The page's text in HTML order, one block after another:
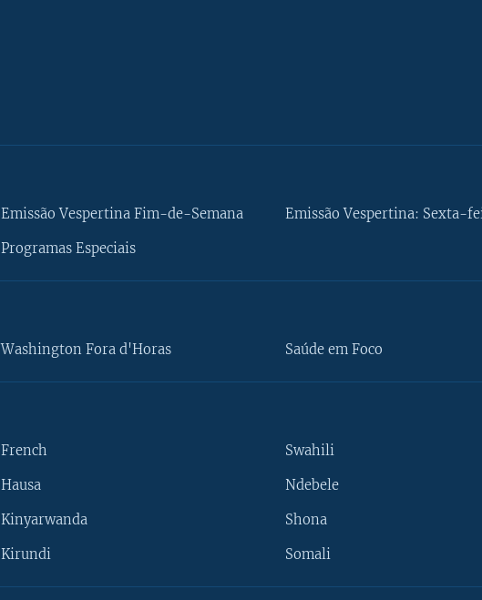
Emissão Vespertina Fim-de-Semana
Programas Especiais
Emissão Vespertina: Sexta-
Washington Fora d'Horas Saúde em Foco
French
Hausa
Kinyarwanda
Kirundi
Swahili
Ndebele
Shona
Somali